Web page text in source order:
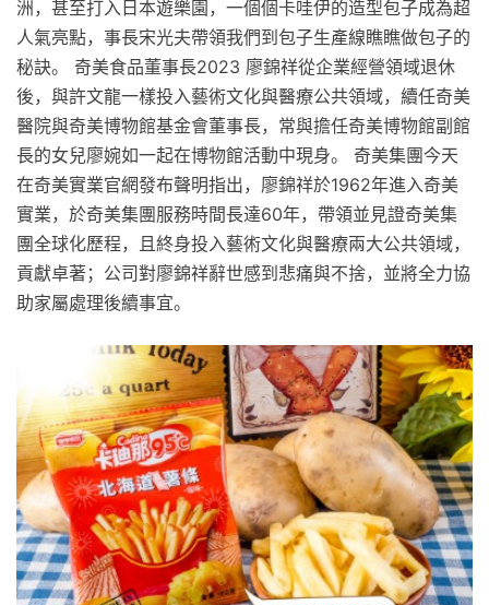
洲，甚至打入日本遊樂園，一個個卡哇伊的造型包子成為超
人氣亮點，事長宋光夫帶領我們到包子生產線瞧瞧做包子的
秘訣。 奇美食品董事長2023 廖錦祥從企業經營領域退休
後，與許文龍一樣投入藝術文化與醫療公共領域，續任奇美
醫院與奇美博物館基金會董事長，常與擔任奇美博物館副館
長的女兒廖婉如一起在博物館活動中現身。 奇美集團今天
在奇美實業官網發布聲明指出，廖錦祥於1962年進入奇美
實業，於奇美集團服務時間長達60年，帶領並見證奇美集
團全球化歷程，且終身投入藝術文化與醫療兩大公共領域，
貢獻卓著；公司對廖錦祥辭世感到悲痛與不捨，並將全力協
助家屬處理後續事宜。